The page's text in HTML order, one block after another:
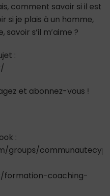
comment savoir si il est
si je plais à un homme,
savoir s’il m’aime ?
:
et abonnez-vous !
:
groups/
coaching-